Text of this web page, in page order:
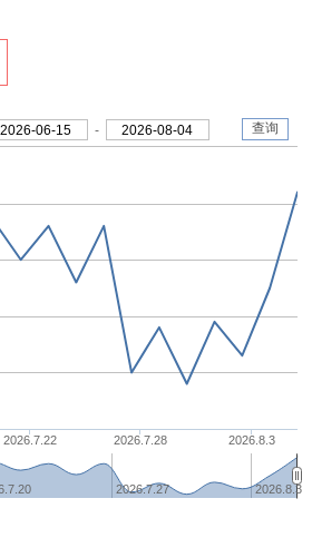
查询
2026-06-15 - 2026-08-04
2026.7.22 2026.7.28 2026.8.3
2026.7.27 2026.8.3